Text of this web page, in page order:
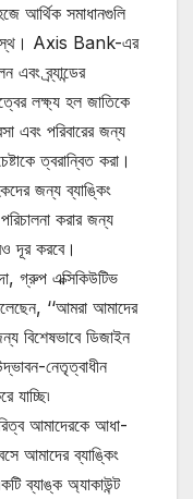
আর্থিক সমাধানগুলি
Axis Bank-এর
ব্র্যান্ডের
লক্ষ্য হল জাতিকে
এবং পরিবারের জন্য
ত্বরান্বিত করা।
জন্য ব্যাঙ্কিং
করার জন্য
দূর করবে।
গ্রুপ এক্সিকিউটিভ
‘‘আমরা আমাদের
বিশেষভাবে ডিজাইন
নেতৃত্বাধীন
যাচ্ছি৷
আমাদেরকে আধা-
আমাদের ব্যাঙ্কিং
ব্যাঙ্ক অ্যাকাউন্ট